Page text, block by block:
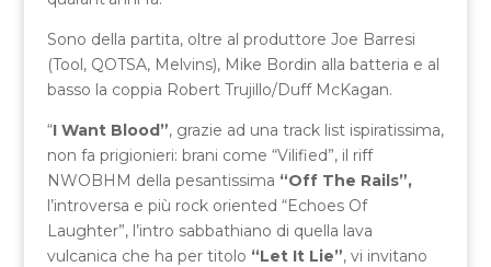
Sono della partita, oltre al produttore Joe Barresi
(Tool, QOTSA, Melvins), Mike Bordin alla batteria e al
basso la coppia Robert Trujillo/Duff McKagan.
“I Want Blood”, grazie ad una track list ispiratissima,
non fa prigionieri: brani come “Vilified”, il riff
NWOBHM della pesantissima “Off The Rails”,
l’introversa e più rock oriented “Echoes Of
Laughter”, l’intro sabbathiano di quella lava
vulcanica che ha per titolo “Let It Lie”, vi invitano